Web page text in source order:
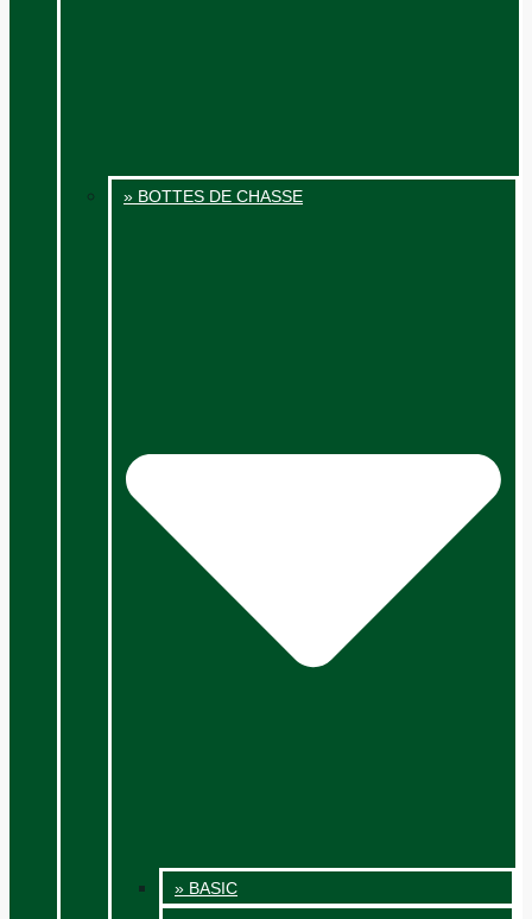
» BOTTES DE CHASSE
» BASIC